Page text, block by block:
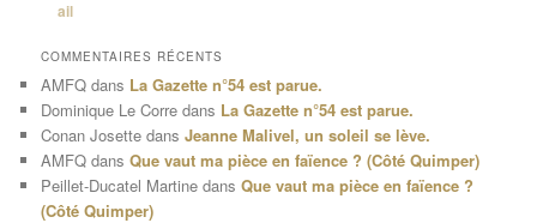
COMMENTAIRES RÉCENTS
AMFQ dans La Gazette n°54 est parue.
Dominique Le Corre dans La Gazette n°54 est parue.
Conan Josette dansJeanne Malivel, un soleil se lève.
AMFQ dansQue vaut ma pièce en faïence ? (Côté Quimper)
Peillet-Ducatel Martine dansQue vaut ma pièce en faïence ?
(Côté Quimper)